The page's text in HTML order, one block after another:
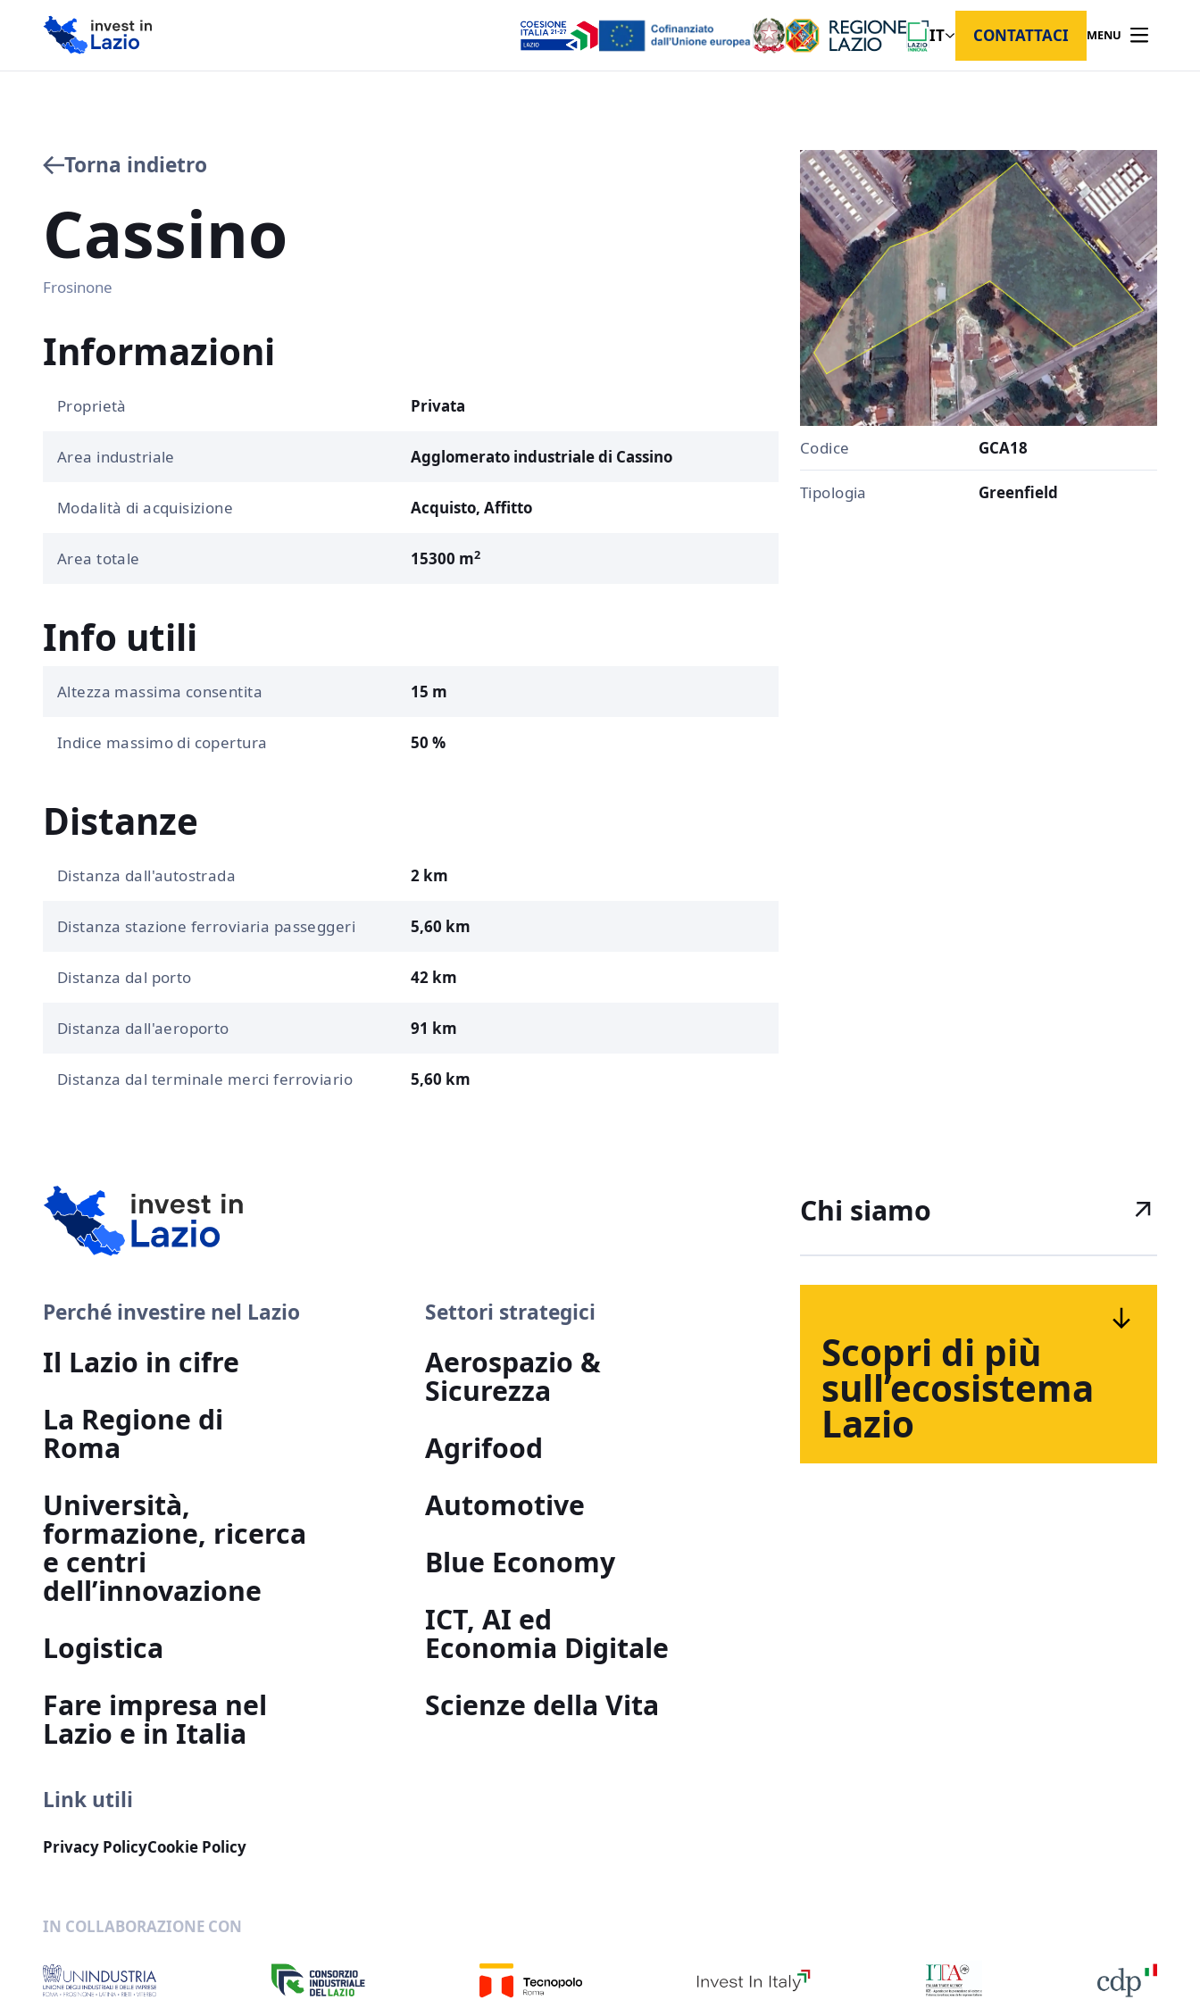
IT CONTATTACI MENU
Torna indietro
Cassino
Frosinone
Informazioni
Proprietà Privata
Area industriale Agglomerato industriale di Cassino
Modalità di acquisizione Acquisto, Affitto
Area totale 15300 m2
Info utili
Altezza massima consentita 15 m
Indice massimo di copertura 50 %
Distanze
Distanza dall'autostrada 2 km
Distanza stazione ferroviaria passeggeri 5,60 km
Distanza dal porto 42 km
Distanza dall'aeroporto 91 km
Distanza dal terminale merci ferroviario 5,60 km
Codice GCA18
Tipologia Greenfield
Perché investire nel Lazio
Il Lazio in cifre
La Regione di
Roma
Università,
formazione, ricerca
e centri
dell’innovazione
Logistica
Fare impresa nel
Lazio e in Italia
Settori strategici
Aerospazio &
Sicurezza
Agrifood
Automotive
Blue Economy
ICT, AI ed
Economia Digitale
Scienze della Vita
Link utili
Privacy PolicyCookie Policy
Chi siamo
Scopri di più
sull’ecosistema
Lazio
IN COLLABORAZIONE CON